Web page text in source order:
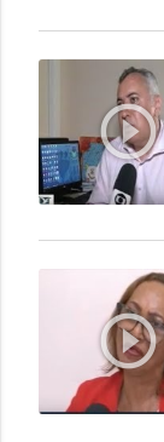
play_circle_outline
play_circle_outline